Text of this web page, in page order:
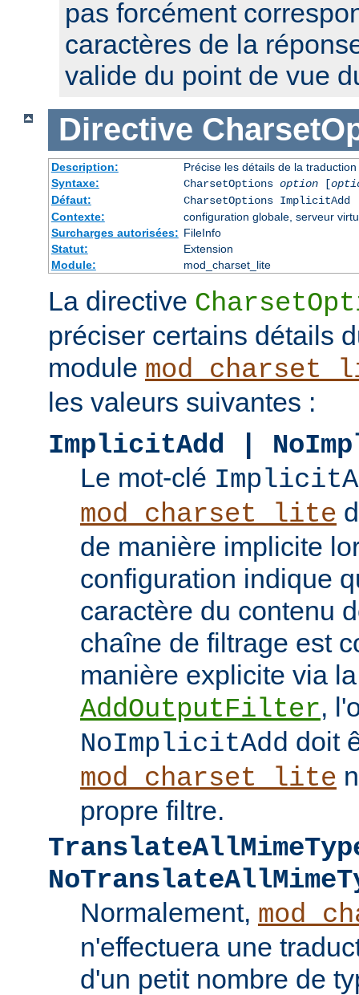
pas forcément
caractères de la
valide du point de vue
Directive
Description:
Précise les détails de la
Syntaxe:
CharsetOptions option[
Défaut:
CharsetOptions ImplicitAdd
Contexte:
configuration globale, serveur
Surcharges autorisées: FileInfo
Statut:
Extension
Module:
mod_charset_lite
La directive
préciser certains détails
module
les valeurs suivantes :
ImplicitAdd |
Le mot-clé
mod_charset_lite
de manière implicite
configuration indique
caractère du contenu
chaîne de filtrage est
manière explicite via
AddOutputFilter,
NoImplicitAdd doit
mod_charset_lite
propre filtre.
Normalement,
n'effectuera une
d'un petit nombre de